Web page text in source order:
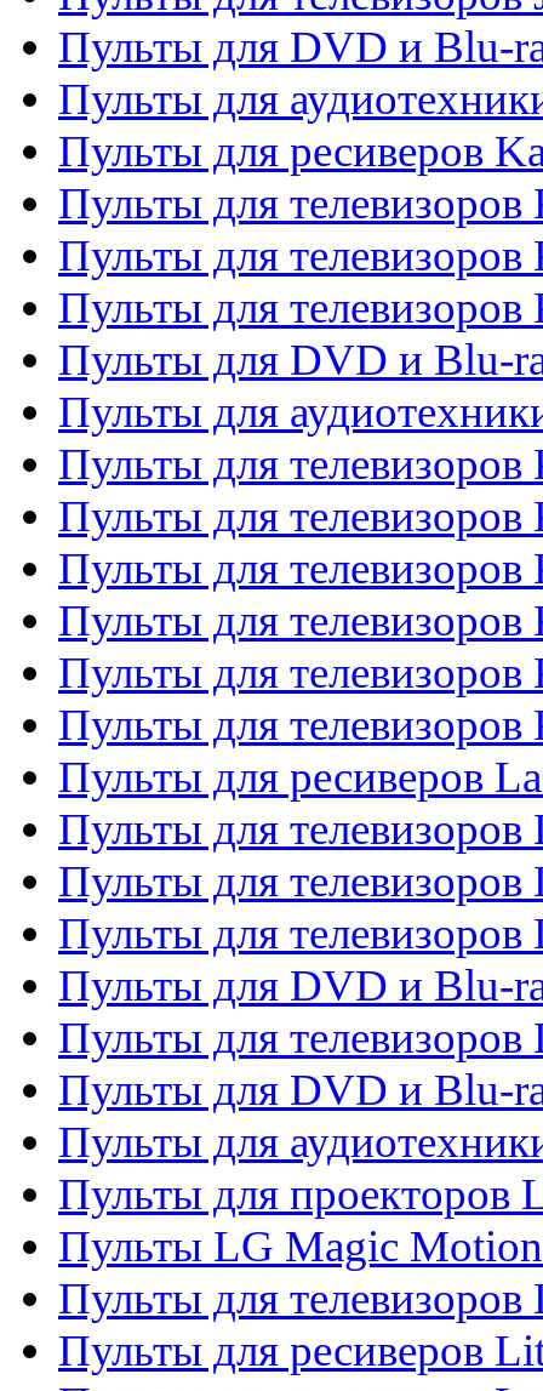
Пульты для DVD и Blu-
Пульты для
Пульты для ресиверов
Пульты для телевизоров
Пульты для телевизоров
Пульты для телевизоров
Пульты для DVD и Blu-
Пульты для
Пульты для
Пульты для телевизоров
Пульты для телевизоров
Пульты для телевизоров
Пульты для
Пульты для
Пульты для ресиверов
Пульты для телевизоров
Пульты для телевизоров
Пульты для телевизоров
Пульты для DVD и Blu-
Пульты для телевизоров
Пульты для DVD и Blu-
Пульты для
Пульты для проекторов
Пульты LG Magic Motion
Пульты для
Пульты для ресиверов